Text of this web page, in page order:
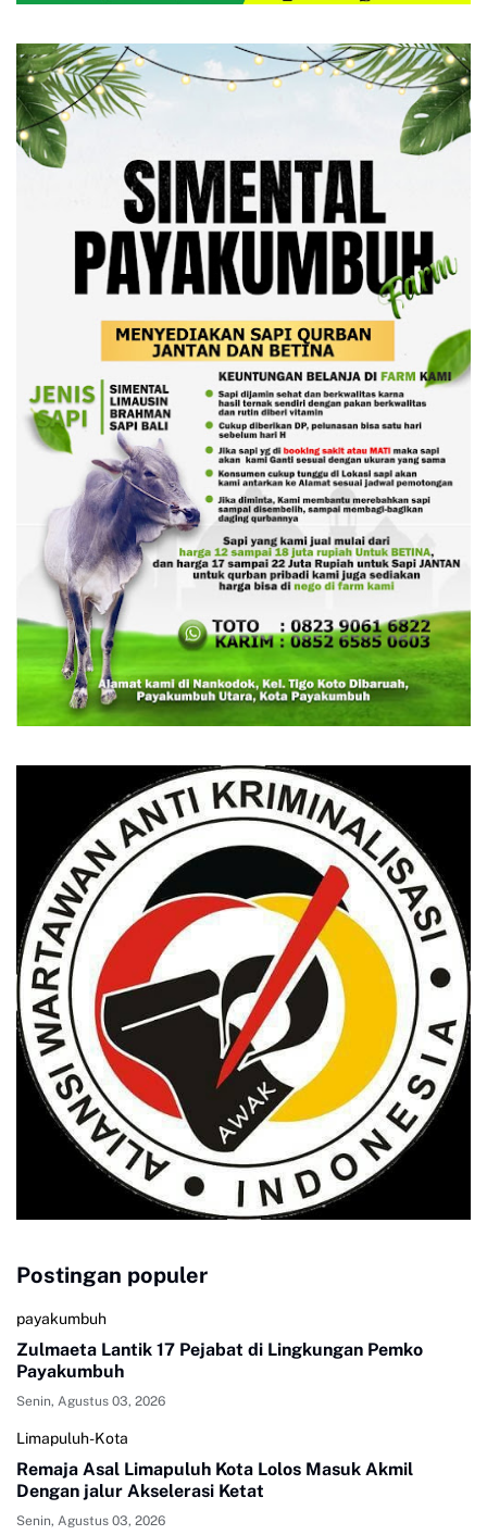
Postingan populer
payakumbuh
Zulmaeta Lantik 17 Pejabat di Lingkungan Pemko
Payakumbuh
Senin, Agustus 03, 2026
Limapuluh-Kota
Remaja Asal Limapuluh Kota Lolos Masuk Akmil
Dengan jalur Akselerasi Ketat
Senin, Agustus 03, 2026